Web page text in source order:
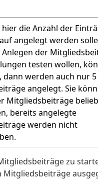
hier die Anzahl der
angelegt werden
Anlegen der
testen wollen,
dann werden auch nur
angelegt. Sie
Mitgliedsbeiträge
bereits angelegte
werden nicht
zu